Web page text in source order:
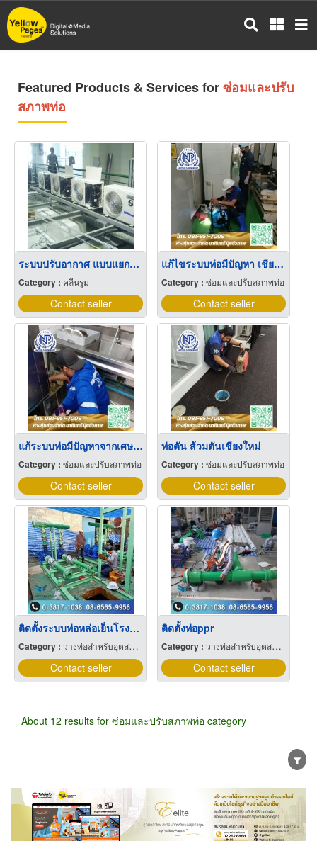
Skip
to
main
Featured Products & Services forซ่อมและปรับ
สภาพท่อ
ระบบปรับอากาศ แบบแยกส่วน (ท่อน้ำยา)
Category : คลีนรูม
Contact seller
แก้ไขระบบท่อมีปัญหา เชียงใหม่
Category :ซ่อมและปรับสภาพท่อ
Contact seller
แก้ระบบท่อมีปัญหาจากเศษอาหาร เชียงใหม่
Category : ซ่อมและปรับสภาพท่อ
Contact seller
ท่อตัน ส้วมตันเชียงใหม่
Category :ซ่อมและปรับสภาพท่อ
Contact seller
ติดตั้งระบบท่อหล่อเย็นโรงงาน ชลบุรี
Category : วางท่อสำหรับอุตสาหกรรมท่อ
Contact seller
ติดตั้งท่อppr
Category :วางท่อสำหรับอุตสาหกรรมท่อ
Contact seller
About 12 results for ซ่อมและปรับสภาพท่อ category
Wholesale Retail Manufacturer
Dealer
Exporter/Importer
Service Business